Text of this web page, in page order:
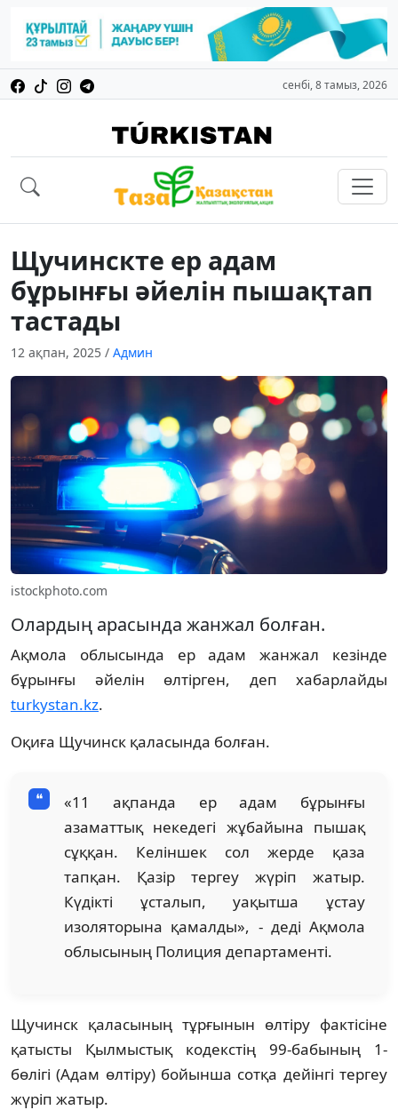
сенбі, 8 тамыз, 2026
Щучинскте ер адам
бұрынғы әйелін пышақтап
тастады
12 ақпан, 2025 / Админ
istockphoto.com
Олардың арасында жанжал болған.
Ақмола облысында ер адам жанжал кезінде
бұрынғы әйелін өлтірген, деп хабарлайды
turkystan.kz.
Оқиға Щучинск қаласында болған.
«11 ақпанда ер адам бұрынғы
азаматтық некедегі жұбайына пышақ
сұққан. Келіншек сол жерде қаза
тапқан. Қазір тергеу жүріп жатыр.
Күдікті ұсталып, уақытша ұстау
изоляторына қамалды», - деді Ақмола
облысының Полиция департаменті.
Щучинск қаласының тұрғынын өлтіру фактісіне
қатысты Қылмыстық кодекстің 99-бабының 1-
бөлігі (Адам өлтіру) бойынша сотқа дейінгі тергеу
жүріп жатыр.